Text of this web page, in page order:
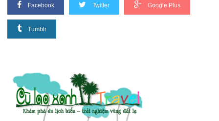
Facebook Twitter Google Plus
Tumblr